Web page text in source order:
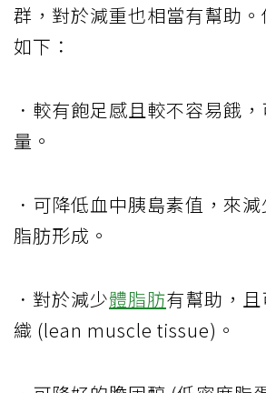
群，對於減重也相當有幫助
如下：
．較有飽足感且較不容易餓
量。
．可降低血中胰島素值，來
脂肪形成。
．對於減少體脂肪有幫助，
織 (lean muscle tissue)。